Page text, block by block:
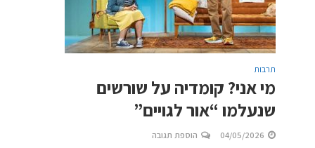
תרבות
מי אני? קומדיה על שורשים
שנעלמו “אור לגויים”
04/05/2026 הוספת תגובה